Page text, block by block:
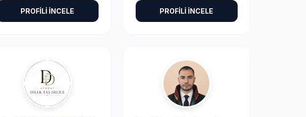
PROFİLİ İNCELE PROFİLİ İNCELE